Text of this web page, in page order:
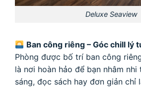
Deluxe Seaview
Ban công riêng – Góc chill lý
Phòng được bố trí ban công
là nơi hoàn hảo để bạn nhâm
sáng, đọc sách hay đơn giản chỉ